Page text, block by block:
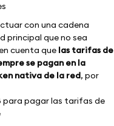
con una cadena
principal que no sea
cuenta que las tarifas de
se pagan en la
nativa de la red, por
para pagar las tarifas de